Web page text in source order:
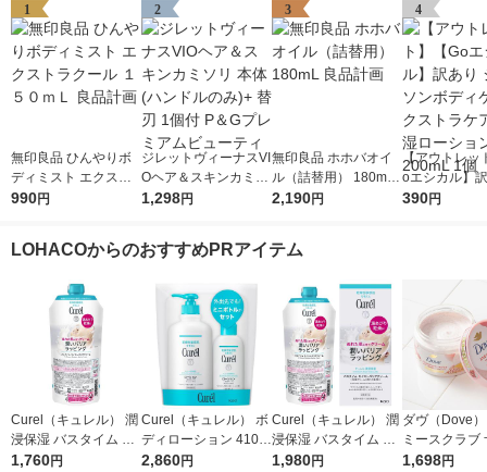
1
無印良品 ひんやりボ
ディミスト エクスト
ラクール １５０ｍＬ
990円
2
ジレットヴィーナスVI
Oヘア＆スキンカミソ
リ 本体 (ハンドルの
1,298円
3
無印良品 ホホバオイ
ル（詰替用） 180mL
良品計画
2,190円
4
【アウトレッ
oエシカル】
ョンソンボデ
390円
LOHACOからのおすすめPRアイテム
Curel（キュレル） 潤
浸保湿 バスタイム モ
イストバリアクリーム
1,760円
Curel（キュレル） ボ
ディローション 410m
L+110mLセット 花王
2,860円
Curel（キュレル） 潤
浸保湿 バスタイム モ
イストバリアクリーム
1,980円
ダヴ（Dove
ミースクラブ
＆シアバター
1,698円